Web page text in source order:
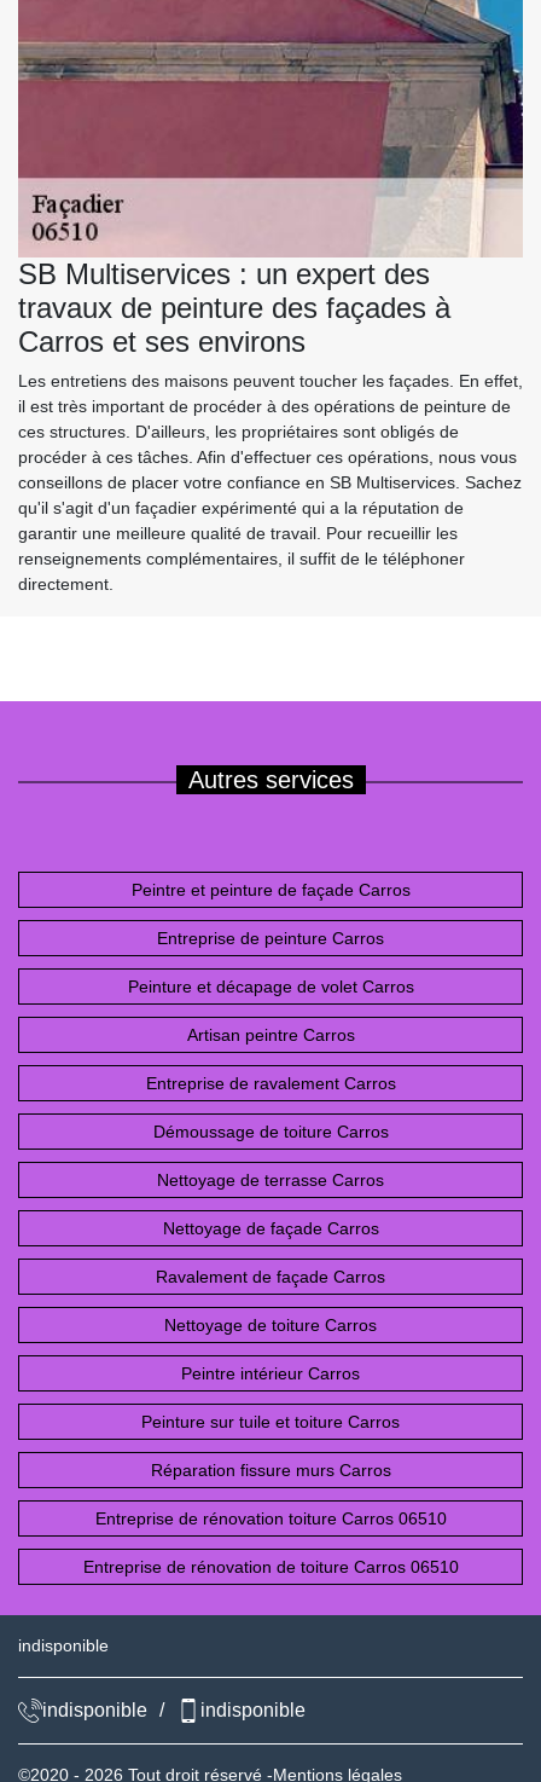
SB Multiservices : un expert des
travaux de peinture des façades à
Carros et ses environs
Les entretiens des maisons peuvent toucher les façades. En effet,
il est très important de procéder à des opérations de peinture de
ces structures. D'ailleurs, les propriétaires sont obligés de
procéder à ces tâches. Afin d'effectuer ces opérations, nous vous
conseillons de placer votre confiance en SB Multiservices. Sachez
qu'il s'agit d'un façadier expérimenté qui a la réputation de
garantir une meilleure qualité de travail. Pour recueillir les
renseignements complémentaires, il suffit de le téléphoner
directement.
Autres services
Peintre et peinture de façade Carros
Entreprise de peinture Carros
Peinture et décapage de volet Carros
Artisan peintre Carros
Entreprise de ravalement Carros
Démoussage de toiture Carros
Nettoyage de terrasse Carros
Nettoyage de façade Carros
Ravalement de façade Carros
Nettoyage de toiture Carros
Peintre intérieur Carros
Peinture sur tuile et toiture Carros
Réparation fissure murs Carros
Entreprise de rénovation toiture Carros 06510
Entreprise de rénovation de toiture Carros 06510
indisponible
indisponible / indisponible
©2020 - 2026 Tout droit réservé -Mentions légales